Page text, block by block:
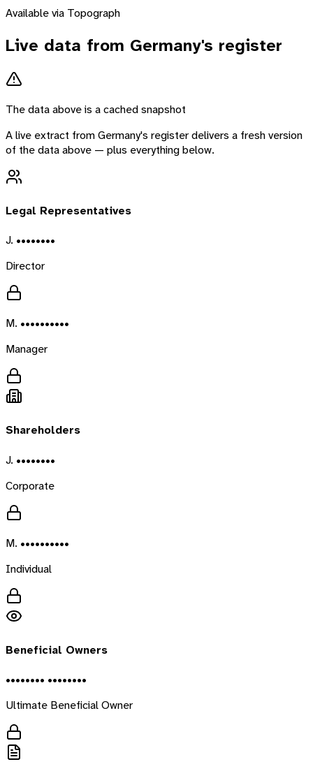
Available via Topograph
Live data from Germany's register
The data above is a cached snapshot
A live extract fromGermany's register delivers a fresh version
of the data above — plus everything below.
Legal Representatives
J. ••••••••
Director
M. ••••••••••
Manager
Shareholders
J. ••••••••
Corporate
M. ••••••••••
Individual
Beneficial Owners
•••••••• ••••••••
Ultimate Beneficial Owner